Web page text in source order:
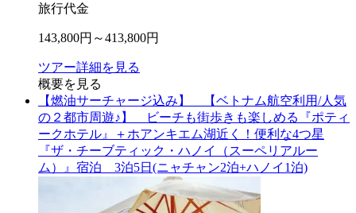
旅行代金
143,800円～413,800円
ツアー詳細を見る
概要を見る
【燃油サーチャージ込み】 【ベトナム航空利用/人気
の２都市周遊♪】 ビーチも街歩きも楽しめる『ポティ
ークホテル』＋ホアンキエム湖近く！便利な4つ星
『ザ・チーブティック・ハノイ（スーペリアルー
ム）』宿泊 3泊5日(ニャチャン2泊+ハノイ1泊)